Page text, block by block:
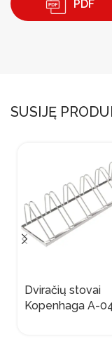
PDF
SUSIJĘ
Dviračių stovai
Kopenhaga A-